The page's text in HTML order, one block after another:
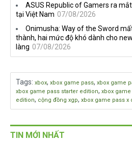
ASUS Republic of Gamers ra
tại Việt Nam 07/08/2026
Onimusha: Way of the Sword
thành, hai mức độ khó dành cho
làng 07/08/2026
Tags: xbox, xbox game pass, xbox game
xbox game pass starter edition, xbox
edition, cộng đồng xgp, xbox game pass x
TIN MỚI NHẤT